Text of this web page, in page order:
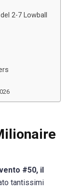
2-7 Lowball
#50, il
tantissimi